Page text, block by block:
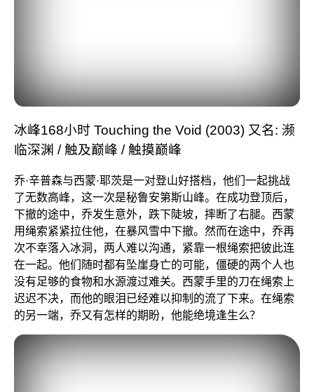
冰峰168小时 Touching the Void (2003) 又名: 濒
临深渊 / 触及巅峰 / 触摸巅峰
乔·辛普森与西蒙·耶茨是一对登山好搭档，他们一起挑战
了无数高峰，这一次是秘鲁安第斯山峰。在成功登顶后，
下撤的途中，乔发生意外，跌下陡坡，摔断了右腿。西蒙
用绳索紧紧拉住他，在暴风雪中下撤。然而在途中，乔再
次不幸落入冰洞，两人难以沟通，紧靠一根绳索把彼此连
在一起。他们随时都有坠崖身亡的可能，僵硬的两个人也
没有足够的食物和水源渡过难关。西蒙手里的刀在绳索上
迟迟不决，而他的眼泪已经难以抑制的流了下来。在绳索
的另一端，乔又有怎样的期盼，他能绝境逢生么？